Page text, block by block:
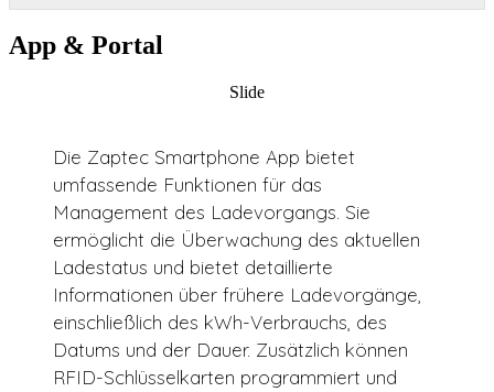
App & Portal
Slide
Die Zaptec Smartphone App bietet
umfassende Funktionen für das
Management des Ladevorgangs. Sie
ermöglicht die Überwachung des aktuellen
Ladestatus und bietet detaillierte
Informationen über frühere Ladevorgänge,
einschließlich des kWh-Verbrauchs, des
Datums und der Dauer. Zusätzlich können
RFID-Schlüsselkarten programmiert und